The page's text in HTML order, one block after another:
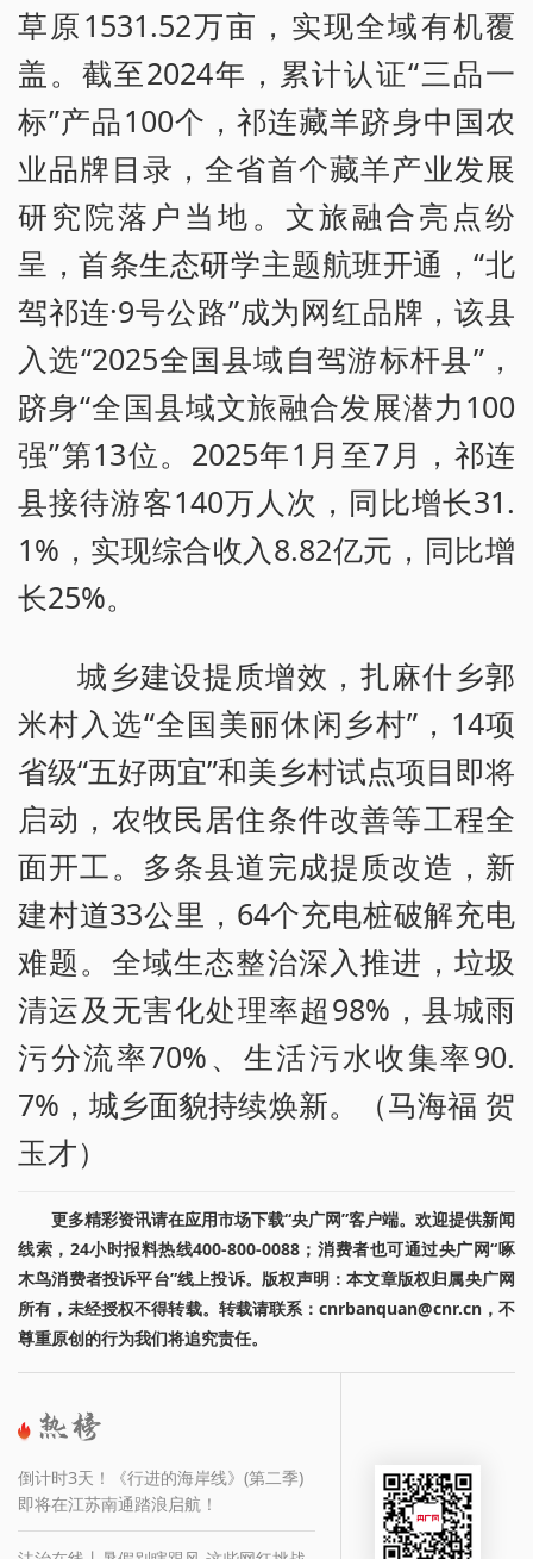
草原1531.52万亩，实现全域有机覆
盖。截至2024年，累计认证“三品一
标”产品100个，祁连藏羊跻身中国农
业品牌目录，全省首个藏羊产业发展
研究院落户当地。文旅融合亮点纷
呈，首条生态研学主题航班开通，“北
驾祁连·9号公路”成为网红品牌，该县
入选“2025全国县域自驾游标杆县”，
跻身“全国县域文旅融合发展潜力100
强”第13位。2025年1月至7月，祁连
县接待游客140万人次，同比增长31.
1%，实现综合收入8.82亿元，同比增
长25%。
城乡建设提质增效，扎麻什乡郭
米村入选“全国美丽休闲乡村”，14项
省级“五好两宜”和美乡村试点项目即将
启动，农牧民居住条件改善等工程全
面开工。多条县道完成提质改造，新
建村道33公里，64个充电桩破解充电
难题。全域生态整治深入推进，垃圾
清运及无害化处理率超98%，县城雨
污分流率70%、生活污水收集率90.
7%，城乡面貌持续焕新。（马海福 贺
玉才）
更多精彩资讯请在应用市场下载“央广网”客户端。欢迎提供新闻
线索，24小时报料热线400-800-0088；消费者也可通过央广网“啄
木鸟消费者投诉平台”线上投诉。版权声明：本文章版权归属央广网
所有，未经授权不得转载。转载请联系：cnrbanquan@cnr.cn，不
尊重原创的行为我们将追究责任。
倒计时3天！《行进的海岸线》(第二季)
即将在江苏南通踏浪启航！